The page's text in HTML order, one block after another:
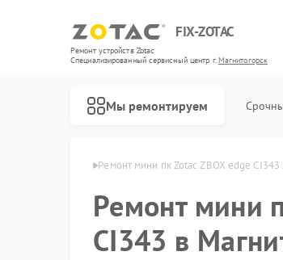
FIX-ZOTAC
Ремонт устройств Zotac
Специализированный cервисный центр г. Магнитогорск
Мы ремонтируем
в Магнитогорске Ремонт мини пк Zotac ZBOX edge CI343
Ремонт мини
CI343 в